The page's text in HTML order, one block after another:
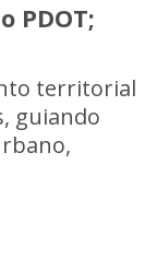
PDOT;
territorial
guiando